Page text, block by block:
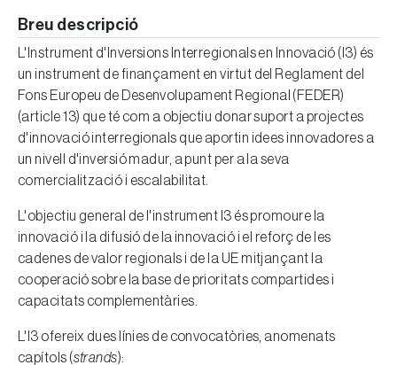
Breu descripció
L'Instrument d'Inversions Interregionals en Innovació (I3) és
un instrument de finançament en virtut del Reglament del
Fons Europeu de Desenvolupament Regional (FEDER)
(article 13) que té com a objectiu donar suport a projectes
d'innovació interregionals que aportin idees innovadores a
un nivell d'inversió madur, a punt per a la seva
comercialització i escalabilitat.
L'objectiu general de l'instrument I3 és promoure la
innovació i la difusió de la innovació i el reforç de les
cadenes de valor regionals i de la UE mitjançant la
cooperació sobre la base de prioritats compartides i
capacitats complementàries.
L'I3 ofereix dues línies de convocatòries, anomenats
capítols (strands):